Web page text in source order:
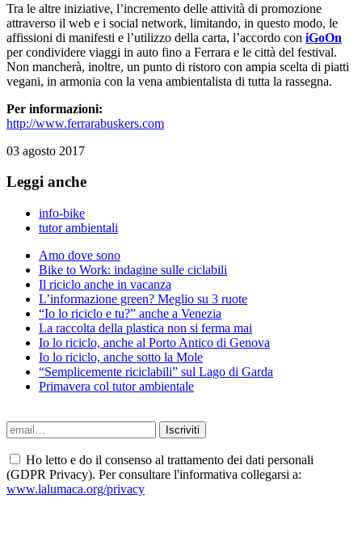
Tra le altre iniziative, l’incremento delle attività di promozione
attraverso il web e i social network, limitando, in questo modo, le
affissioni di manifesti e l’utilizzo della carta, l’accordo con iGoOn
per condividere viaggi in auto fino a Ferrara e le città del festival.
Non mancherà, inoltre, un punto di ristoro con ampia scelta di piatti
vegani, in armonia con la vena ambientalista di tutta la rassegna.
Per informazioni:
http://www.ferrarabuskers.com
03 agosto 2017
Leggi anche
info-bike
tutor ambientali
Amo dove sono
Bike to Work: indagine sulle ciclabili
Il riciclo anche in vacanza
L’informazione green? Meglio su 3 ruote
“Io lo riciclo e tu?” anche a Venezia
La raccolta della plastica non si ferma mai
Io lo riciclo, anche al Porto Antico di Genova
Io lo riciclo, anche sotto la Mole
“Semplicemente riciclabili” sul Lago di Garda
Primavera col tutor ambientale
Ho letto e do il consenso al trattamento dei dati personali
(GDPR Privacy). Per consultare l'informativa collegarsi a:
www.lalumaca.org/privacy